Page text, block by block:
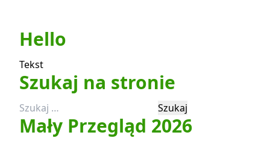
Hello
Tekst
Szukaj na stronie
Szukaj:
Mały Przegląd 2026